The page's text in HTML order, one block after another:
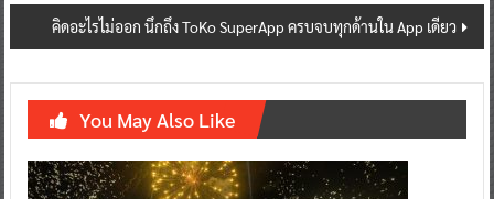
คิดอะไรไม่ออก นึกถึง ToKo SuperApp ครบจบทุกด้านใน App เดียว
You May Also Like